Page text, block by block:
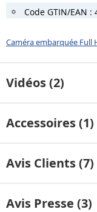
Code GTIN/EAN :
Caméra embarquée Full
Vidéos (2)
Accessoires (1)
Avis Clients (7)
Avis Presse (3)